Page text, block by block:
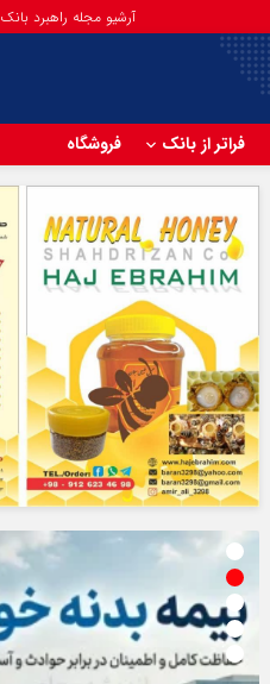
آرشیو مجله راهبرد بانک
فراتر از بانک فروشگاه
اینستاگرام
تلگرام
آپارات